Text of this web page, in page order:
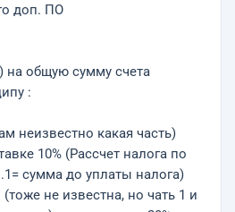
доп. ПО
на общую сумму счета
:
неизвестно какая часть)
10% (Рассчет налога по
сумма до уплаты налога)
не известна, но чать 1 и